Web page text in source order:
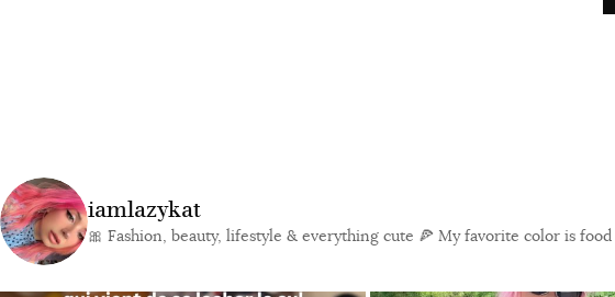
iamlazykat
🎀 Fashion, beauty, lifestyle & everything cute 🍕 My favorite color is food